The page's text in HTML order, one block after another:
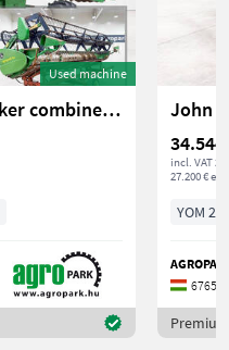
Used machine
John Deere 9560 WTS 5-walker combine, 5.5 m 618R header + t
34.544
incl. VAT
27.200 €
YOM
6765